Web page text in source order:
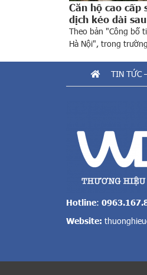
Căn hộ cao
dịch kéo dài
Theo bản "Công bố
Hà Nội", trong
TIN TỨC
Hotline:
Website: